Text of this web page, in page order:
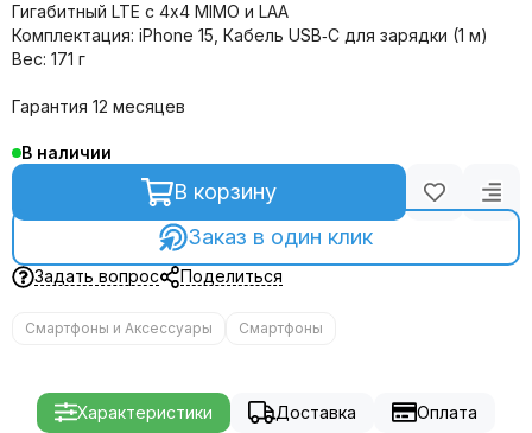
Гигабитный LTE с 4x4 MIMO и LAA
Комплектация: iPhone 15, Кабель USB‑C для зарядки (1 м)
Вес: 171 г
Гарантия 12 месяцев
В наличии
В корзину
Заказ в один клик
Задать вопрос Поделиться
Смартфоны и Аксессуары Смартфоны
Характеристики Доставка Оплата